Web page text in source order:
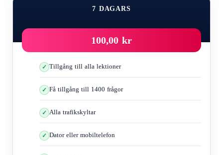
Parkerade bilar
Barn vid sidan av vägen
Buss eller bil som transporterar barn
Centrum/gågator
Det finns tre typer av fordon som transporterar barn:
Personlig bil
Den lilla bilen
7 DAGARS
100,00 kr
Tillgång till alla lektioner
Få tillgång till 1400 frågor
Alla trafikskyltar
Dator eller mobiltelefon